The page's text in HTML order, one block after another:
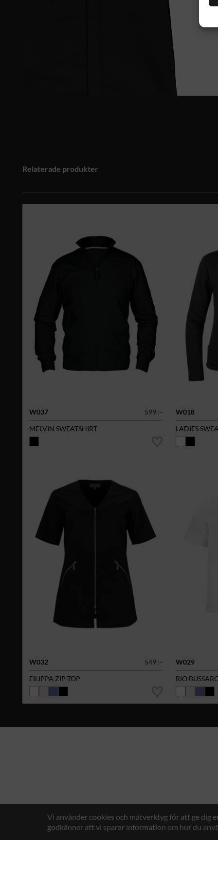
Relaterade produkter
W037
599 :-
MELVIN SWEATSHIRT
W018
LADIES
W032
549 :-
FILIPPA ZIP TOP
W029
RIO
Vi använder cookies och mätverktyg för att ge dig
godkänner att vi sparar information om hur du